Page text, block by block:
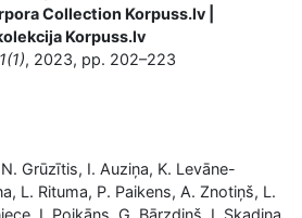
Collection Korpuss.lv |
Korpuss.lv
, 2023, pp. 202–223
Grūzītis, I. Auziņa, K. Levāne-
L. Rituma, P. Paikens, A. Znotiņš, L.
I. Poikāns, G. Bārzdiņš, I. Skadiņa,